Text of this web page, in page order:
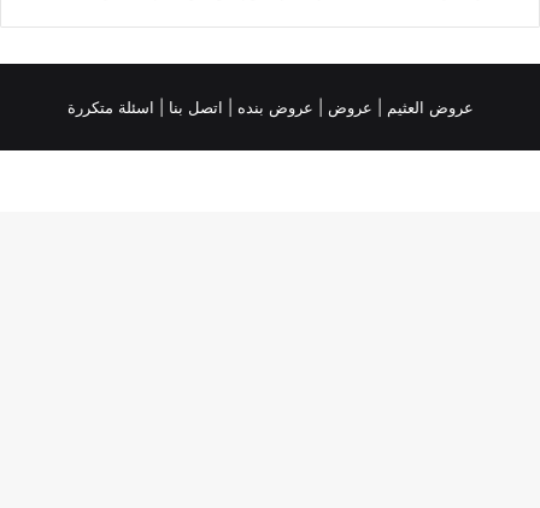
عروض العثيم عروض عروض بنده | اتصل بنا | اسئلة متكررة